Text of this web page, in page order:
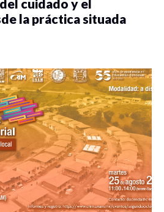
cuidado y el
la práctica situada